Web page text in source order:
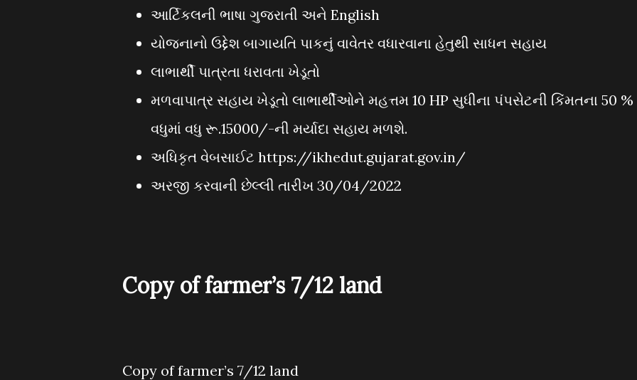
આર્ટિકલની ભાષા ગુજરાતી અને English
યોજનાનો ઉદ્દેશ બાગાયતિ પાકનું વાવેતર વધારવાના હેતુથી સાધન સહાય
લાભાર્થી પાત્રતા ધરાવતા ખેડૂતો
મળવાપાત્ર સહાય ખેડૂતો લાભાર્થીઓને મહત્તમ 10 HP સુધીના પંપસેટની કિંમતના 50
વધુમાં વધુ રૂ.15000/-ની મર્યાદા સહાય મળશે.
અધિકૃત વેબસાઈટ https://ikhedut.gujarat.gov.in/
અરજી કરવાની છેલ્લી તારીખ 30/04/2022
Copy of farmer’s 7/12 land
Copy of farmer’s 7/12 land